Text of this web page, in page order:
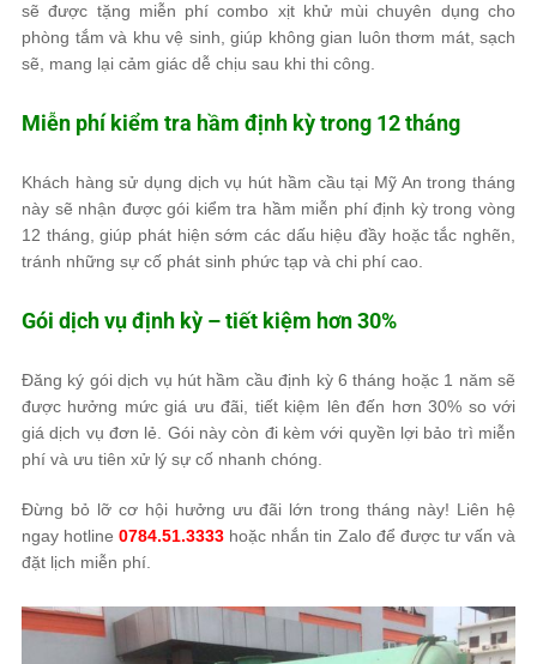
sẽ được tặng miễn phí combo xịt khử mùi chuyên dụng cho
phòng tắm và khu vệ sinh, giúp không gian luôn thơm mát, sạch
sẽ, mang lại cảm giác dễ chịu sau khi thi công.
Miễn phí kiểm tra hầm định kỳ trong 12 tháng
Khách hàng sử dụng dịch vụ hút hầm cầu tại Mỹ An trong tháng
này sẽ nhận được gói kiểm tra hầm miễn phí định kỳ trong vòng
12 tháng, giúp phát hiện sớm các dấu hiệu đầy hoặc tắc nghẽn,
tránh những sự cố phát sinh phức tạp và chi phí cao.
Gói dịch vụ định kỳ – tiết kiệm hơn 30%
Đăng ký gói dịch vụ hút hầm cầu định kỳ 6 tháng hoặc 1 năm sẽ
được hưởng mức giá ưu đãi, tiết kiệm lên đến hơn 30% so với
giá dịch vụ đơn lẻ. Gói này còn đi kèm với quyền lợi bảo trì miễn
phí và ưu tiên xử lý sự cố nhanh chóng.
Đừng bỏ lỡ cơ hội hưởng ưu đãi lớn trong tháng này! Liên hệ
ngay hotline0784.51.3333 hoặc nhắn tin Zalo để được tư vấn và
đặt lịch miễn phí.